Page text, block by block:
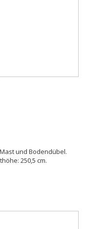
und Bodendübel.
250,5 cm.